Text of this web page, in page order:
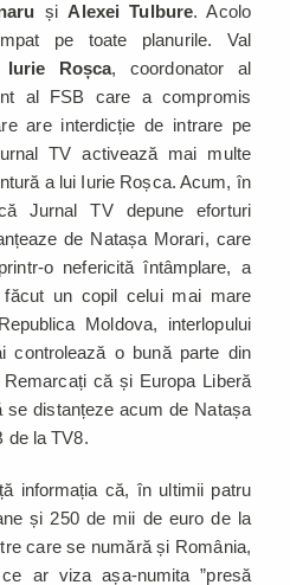
șiAlexei Tulbure. Acolo
pe toate planurile. Val
Iurie Roșca, coordonator al
al FSB care a compromis
are interdicție de intrare pe
TV activează mai multe
a lui Iurie Roșca. Acum, în
Jurnal TV depune eforturi
de Natașa Morari, care
o nefericită întâmplare, a
un copil celui mai mare
Moldova, interlopului
controlează o bună parte din
că și Europa Liberă
distanțeze acum de Natașa
de la TV8.
informația că, în ultimii patru
și 250 de mii de euro de la
care se numără și România,
ar viza așa-numita ”presă